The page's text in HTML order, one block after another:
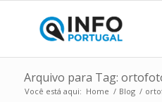
Arquivo para Tag:
Você está aqui: Home / Blog /